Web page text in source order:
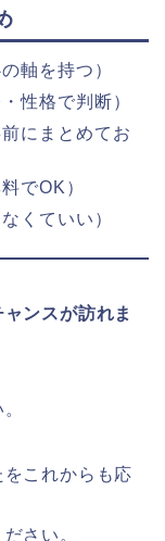
の軸を持つ）
・性格で判断）
前にまとめてお
料でOK）
くていい）
ンスが訪れま
これからも応
さい。